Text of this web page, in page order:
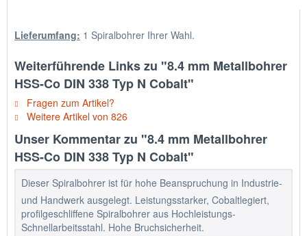
Lieferumfang: 1 Spiralbohrer Ihrer Wahl.
Weiterführende Links zu "8.4 mm Metallbohrer
HSS-Co DIN 338 Typ N Cobalt"
Fragen zum Artikel?
Weitere Artikel von 826
Unser Kommentar zu "8.4 mm Metallbohrer
HSS-Co DIN 338 Typ N Cobalt"
Dieser Spiralbohrer ist für hohe Beanspruchung in Industrie-
und Handwerk ausgelegt. Leistungsstarker, Cobaltlegiert,
profilgeschliffene Spiralbohrer aus Hochleistungs-
Schnellarbeitsstahl. Hohe Bruchsicherheit.